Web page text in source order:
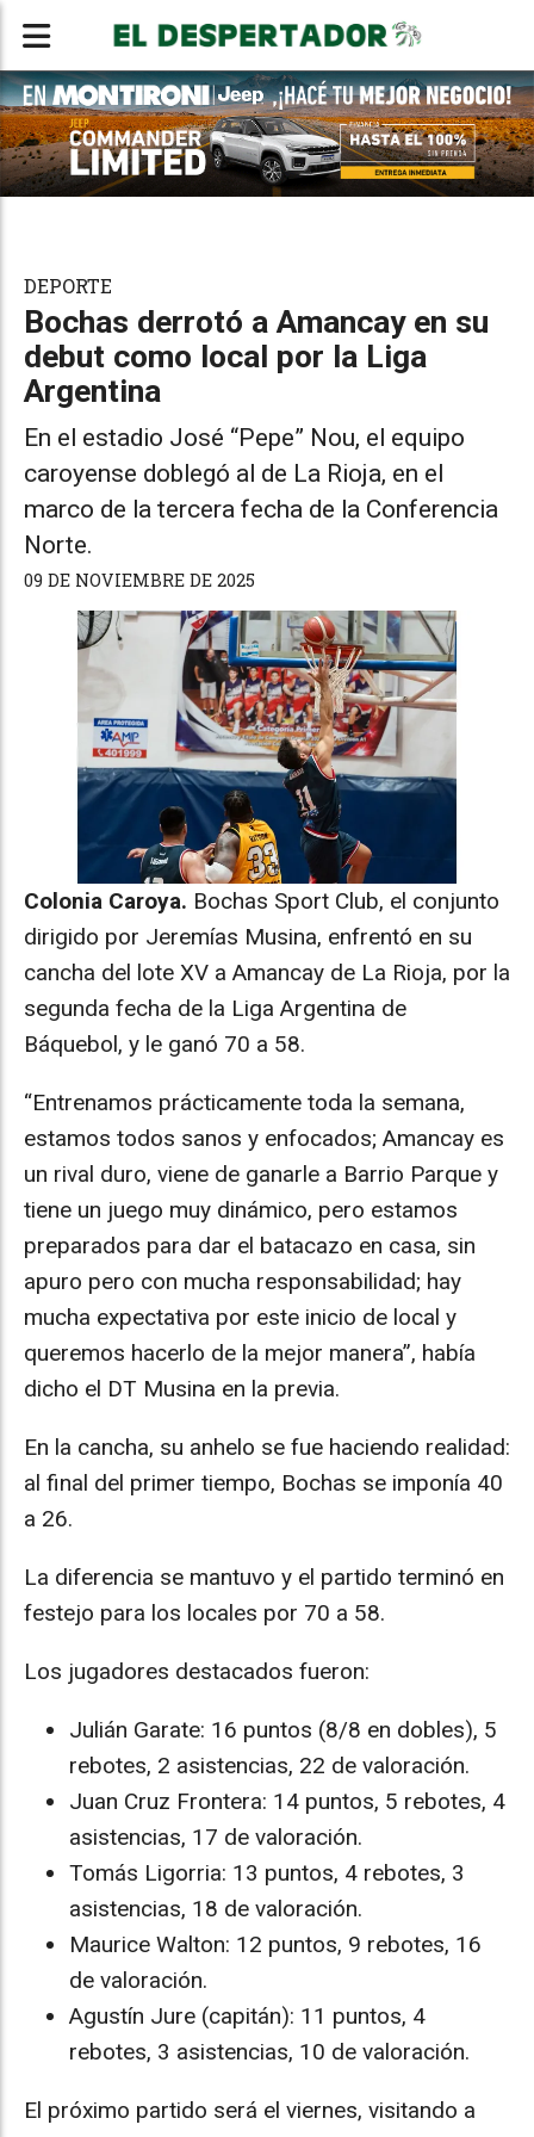
Bochas derrotó a Amancay en su
debut como local por la Liga
Argentina
En el estadio José “Pepe” Nou, el equipo
caroyense doblegó al de La Rioja, en el
marco de la tercera fecha de la Conferencia
Norte.
DEPORTE
09 DE NOVIEMBRE DE 2025
Colonia Caroya. Bochas Sport Club, el conjunto
dirigido por Jeremías Musina, enfrentó en su
cancha del lote XV a Amancay de La Rioja, por la
segunda fecha de la Liga Argentina de
Báquebol, y le ganó 70 a 58.
“Entrenamos prácticamente toda la semana,
estamos todos sanos y enfocados; Amancay es
un rival duro, viene de ganarle a Barrio Parque y
tiene un juego muy dinámico, pero estamos
preparados para dar el batacazo en casa, sin
apuro pero con mucha responsabilidad; hay
mucha expectativa por este inicio de local y
queremos hacerlo de la mejor manera”, había
dicho el DT Musina en la previa.
En la cancha, su anhelo se fue haciendo realidad:
al final del primer tiempo, Bochas se imponía 40
a 26.
La diferencia se mantuvo y el partido terminó en
festejo para los locales por 70 a 58.
Los jugadores destacados fueron:
Julián Garate: 16 puntos (8/8 en dobles), 5
rebotes, 2 asistencias, 22 de valoración.
Juan Cruz Frontera: 14 puntos, 5 rebotes, 4
asistencias, 17 de valoración.
Tomás Ligorria: 13 puntos, 4 rebotes, 3
asistencias, 18 de valoración.
Maurice Walton: 12 puntos, 9 rebotes, 16
de valoración.
Agustín Jure (capitán): 11 puntos, 4
rebotes, 3 asistencias, 10 de valoración.
El próximo partido será el viernes, visitando a